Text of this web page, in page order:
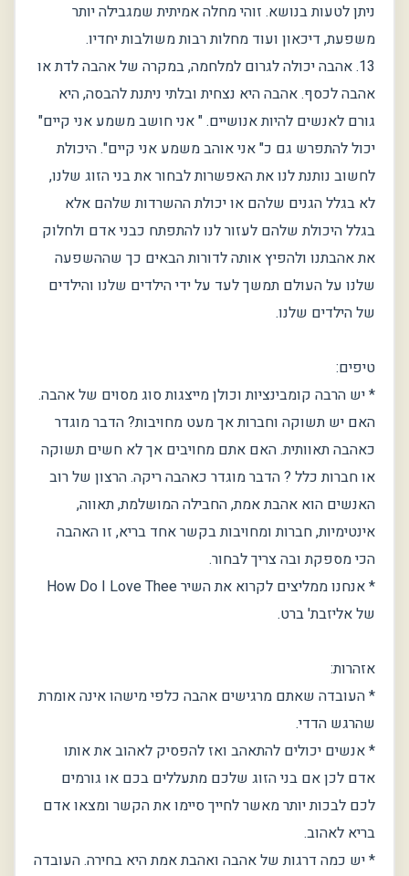
ניתן לטעות בנושא. זוהי מחלה אמיתית שמגבילה יותר
משפעת, דיכאון ועוד מחלות רבות משולבות יחדיו.
13. אהבה יכולה לגרום למלחמה, במקרה של אהבה לדת או
אהבה לכסף. אהבה היא נצחית ובלתי ניתנת להבסה, היא
גורם לאנשים להיות אנושיים. " אני חושב משמע אני קיים"
יכול להתפרש גם כ" אני אוהב משמע אני קיים". היכולת
לחשוב נותנת לנו את האפשרות לבחור את בני הזוג שלנו,
לא בגלל הגנים שלהם או יכולת ההשרדות שלהם אלא
בגלל היכולת שלהם לעזור לנו להתפתח כבני אדם ולחלוק
את אהבתנו ולהפיץ אותה לדורות הבאים כך שההשפעה
שלנו על העולם תמשך לעד על ידי הילדים שלנו והילדים
של הילדים שלנו.
טיפים:
* יש הרבה קומבינציות וכולן מייצגות סוג מסוים של אהבה.
האם יש תשוקה וחברות אך מעט מחויבות? הדבר מוגדר
כאהבה תאוותית. האם אתם מחויבים אך לא חשים תשוקה
או חברות כלל ? הדבר מוגדר כאהבה ריקה. הרצון של רוב
האנשים הוא אהבת אמת, החבילה המושלמת, תאווה,
אינטימיות, חברות ומחויבות בקשר אחד בריא, זו האהבה
הכי מספקת ובה צריך לבחור.
* אנחנו ממליצים לקרוא את השיר How Do I Love Thee
של אליזבת' ברט.
אזהרות:
* העובדה שאתם מרגישים אהבה כלפי מישהו אינה אומרת
שהרגש הדדי.
* אנשים יכולים להתאהב ואז להפסיק לאהוב את אותו
אדם לכן אם בני הזוג שלכם מתעללים בכם או גורמים
לכם לבכות יותר מאשר לחייך סיימו את הקשר ומצאו אדם
בריא לאהוב.
* יש כמה דרגות של אהבה ואהבת אמת היא בחירה. העובדה